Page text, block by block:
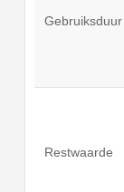
Gebruiksduur
Restwaarde